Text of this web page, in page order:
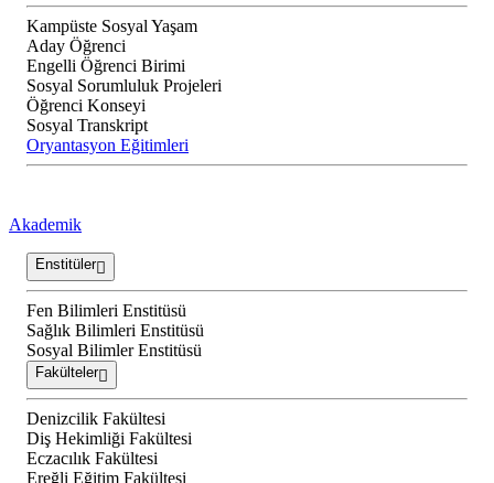
Kampüste Sosyal Yaşam
Aday Öğrenci
Engelli Öğrenci Birimi
Sosyal Sorumluluk Projeleri
Öğrenci Konseyi
Sosyal Transkript
Oryantasyon Eğitimleri
Akademik
Enstitüler
Fen Bilimleri Enstitüsü
Sağlık Bilimleri Enstitüsü
Sosyal Bilimler Enstitüsü
Fakülteler
Denizcilik Fakültesi
Diş Hekimliği Fakültesi
Eczacılık Fakültesi
Ereğli Eğitim Fakültesi